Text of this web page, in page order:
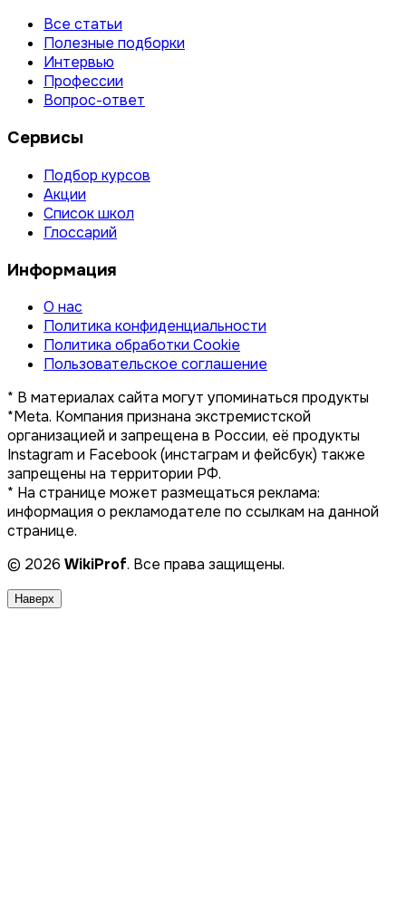
Все статьи
Полезные подборки
Интервью
Профессии
Вопрос-ответ
Сервисы
Подбор курсов
Акции
Список школ
Глоссарий
Информация
О нас
Политика конфиденциальности
Политика обработки Cookie
Пользовательское соглашение
* В материалах сайта могут упоминаться продукты
*Meta. Компания признана экстремистской
организацией и запрещена в России, её продукты
Instagram и Facebook (инстаграм и фейсбук) также
запрещены на территории РФ.
* На странице может размещаться реклама:
информация о рекламодателе по ссылкам на данной
странице.
© 2026 WikiProf. Все права защищены.
Наверх